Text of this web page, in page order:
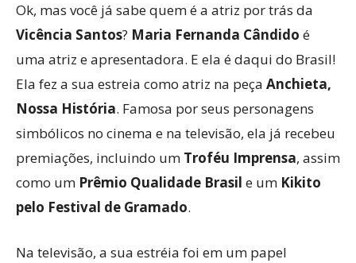
Ok, mas você já sabe quem é a atriz por trás da
Vicência Santos? Maria Fernanda Cândido é
uma atriz e apresentadora. E ela é daqui do Brasil!
Ela fez a sua estreia como atriz na peça Anchieta,
Nossa História. Famosa por seus personagens
simbólicos no cinema e na televisão, ela já recebeu
premiações, incluindo um Troféu Imprensa, assim
como um Prêmio Qualidade Brasil e um Kikito
pelo Festival de Gramado.
Na televisão, a sua estréia foi em um papel